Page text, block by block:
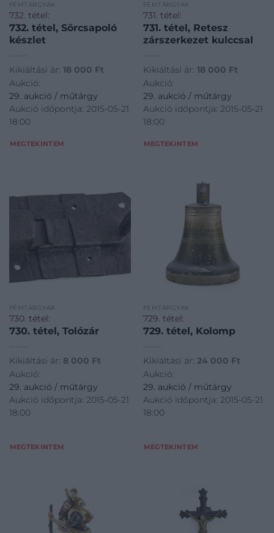
FÉMTÁRGYAK
732. tétel:
732. tétel, Sörcsapoló
készlet
Kikiáltási ár: 18 000 Ft
Aukció:
29. aukció / műtárgy
Aukció időpontja: 2015-05-21
18:00
MEGTEKINTEM
FÉMTÁRGYAK
731. tétel:
731. tétel, Retesz
zárszerkezet kulccsal
Kikiáltási ár: 18 000 Ft
Aukció:
29. aukció / műtárgy
Aukció időpontja: 2015-05-21
18:00
MEGTEKINTEM
FÉMTÁRGYAK
730. tétel:
730. tétel, Tolózár
Kikiáltási ár: 8 000 Ft
Aukció:
29. aukció / műtárgy
Aukció időpontja: 2015-05-21
18:00
MEGTEKINTEM
FÉMTÁRGYAK
729. tétel:
729. tétel, Kolomp
Kikiáltási ár: 24 000 Ft
Aukció:
29. aukció / műtárgy
Aukció időpontja: 2015-05-21
18:00
MEGTEKINTEM